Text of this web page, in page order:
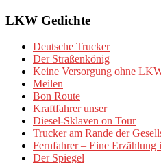
LKW Gedichte
Deutsche Trucker
Der Straßenkönig
Keine Versorgung ohne
Meilen
Bon Route
Kraftfahrer unser
Diesel-Sklaven on Tour
Trucker am Rande der
Fernfahrer – Eine Erzählung
Der Spiegel